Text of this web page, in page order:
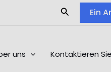
SearchEin
uns Kontaktieren